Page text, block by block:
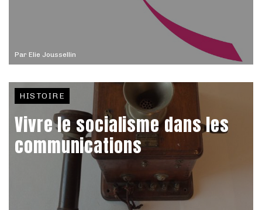
Par Elie Joussellin
HISTOIRE
Vivre le socialisme dans les
communications